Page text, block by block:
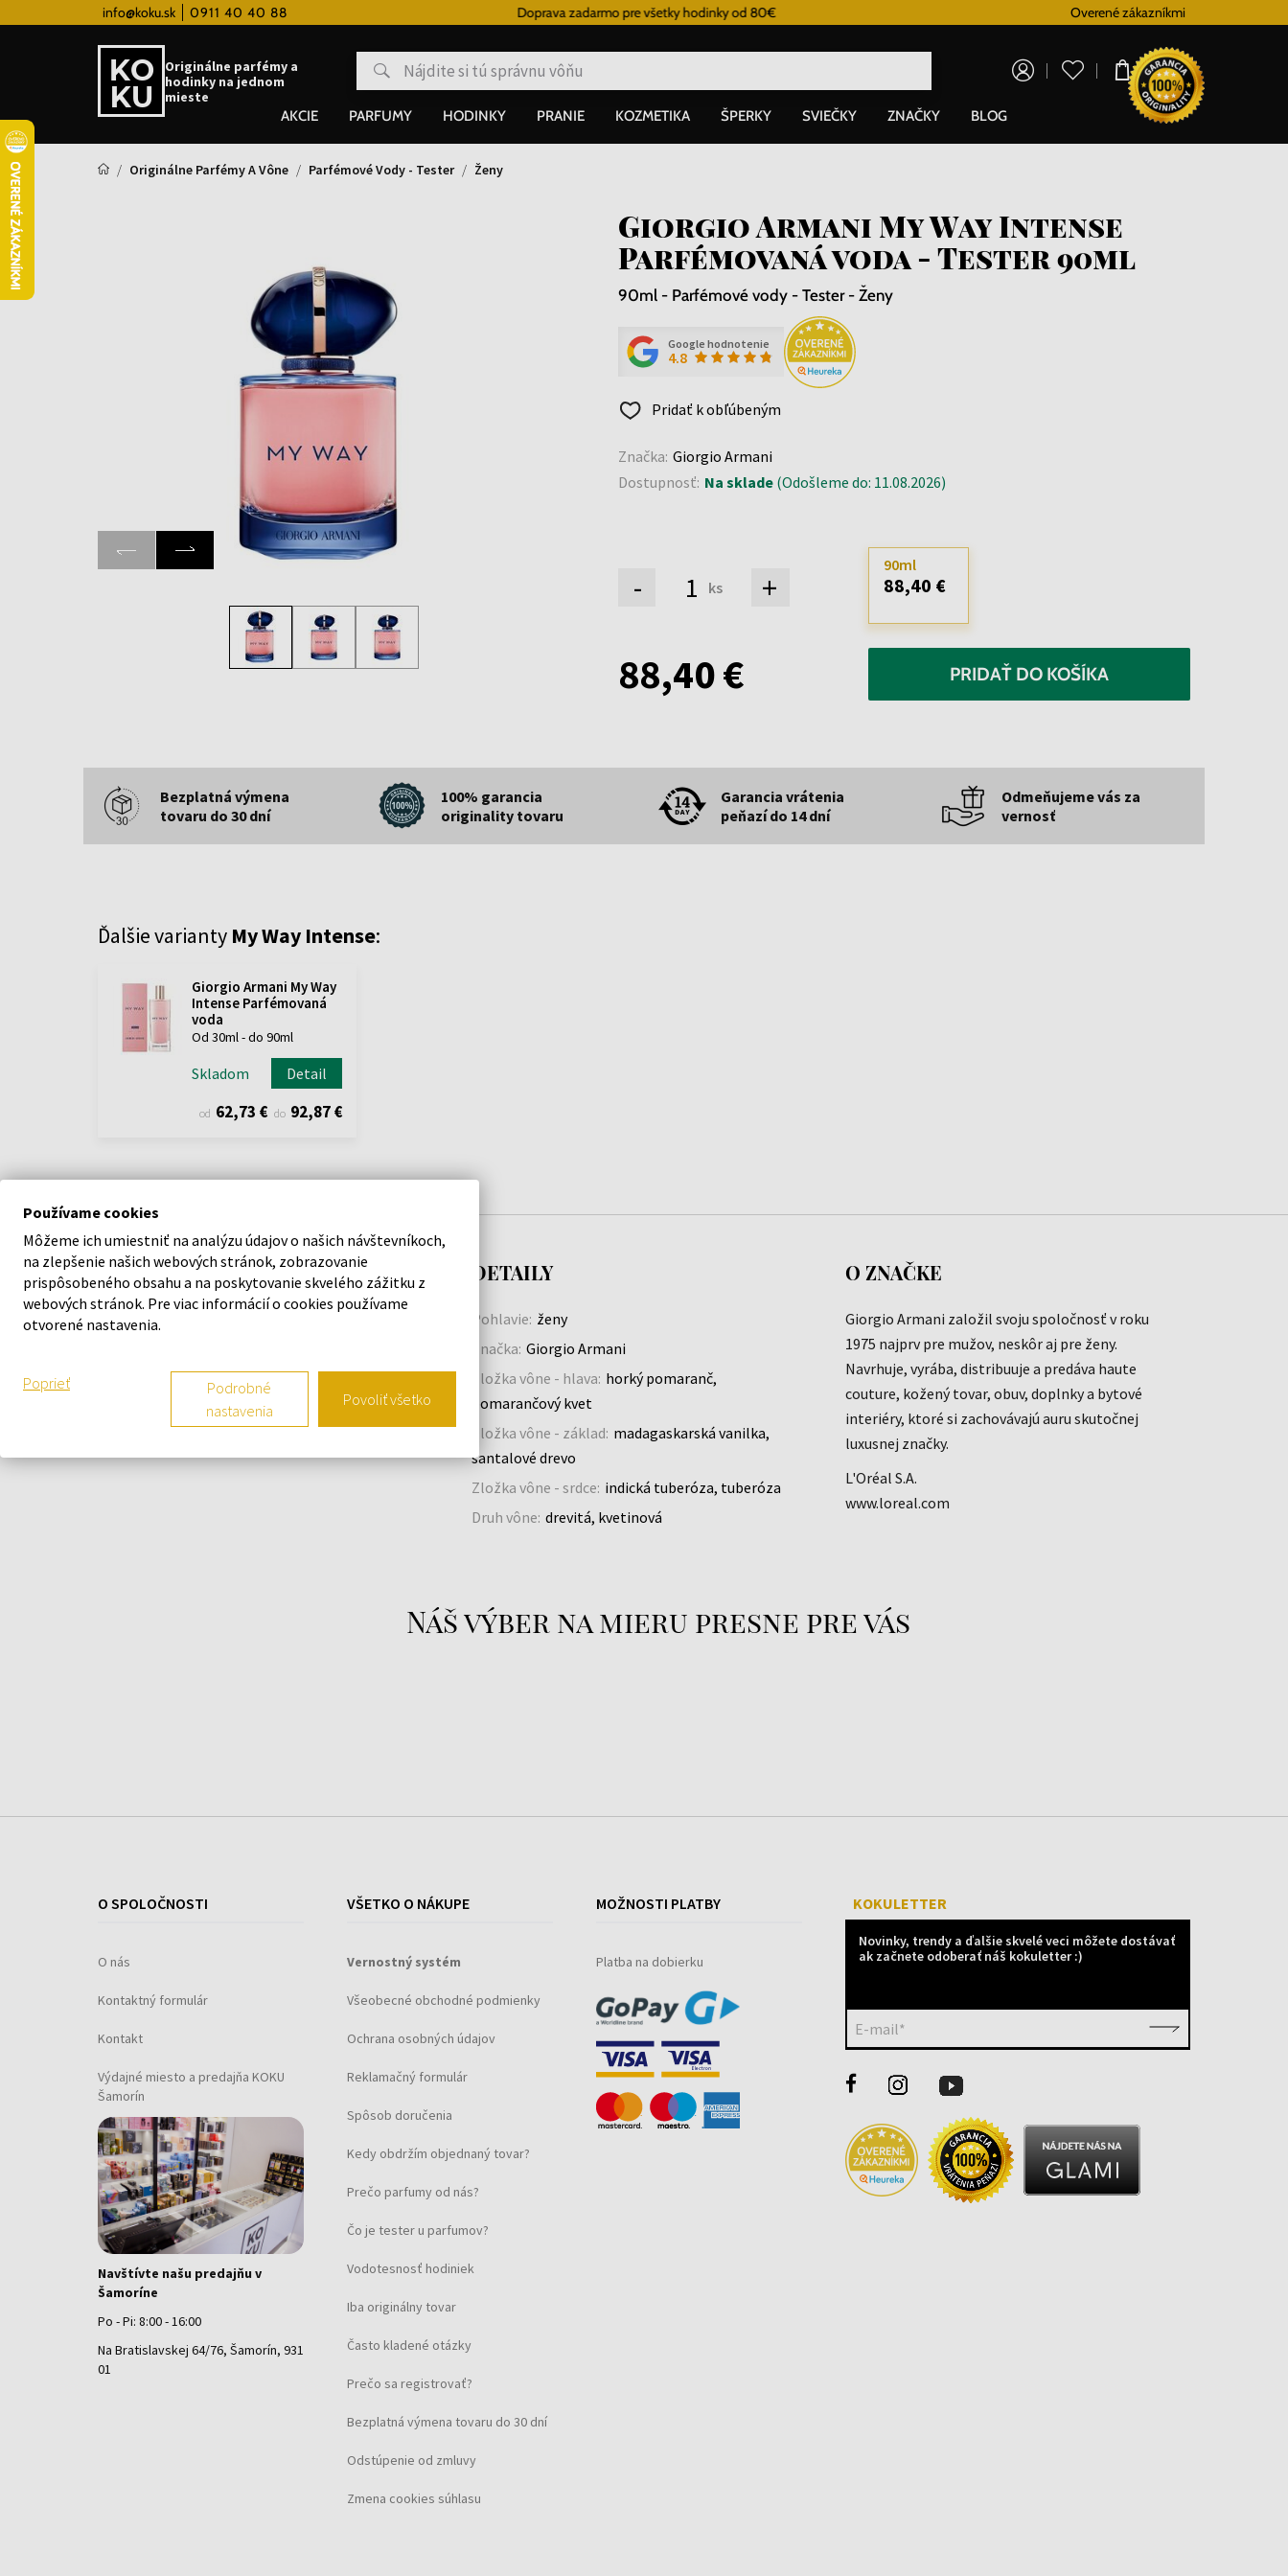
info@koku.sk 0911 40 40 88Vernostný systém Doprava zadarmo pre všetky hodinky od 80€ Overené zákazníkmi
Originálne parfémy a
hodinky na jednom
mieste
0,00 €
AKCIE PARFUMY HODINKY PRANIE KOZMETIKA ŠPERKY SVIEČKY ZNAČKY BLOG
Originálne Parfémy A Vône Parfémové Vody - Tester Ženy
Giorgio Armani My Way Intense
Parfémovaná voda - Tester 90ml
90ml - Parfémové vody - Tester - Ženy
Google hodnotenie
4.8
Pridať k obľúbeným
Značka: Giorgio Armani
Dostupnosť: Na sklade(Odošleme do: 11.08.2026)
- ks +
90ml
88,40 €
88,40 € PRIDAŤ DO KOŠÍKA
Bezplatná výmena
tovaru do 30 dní
100% garancia
originality tovaru
Garancia vrátenia
peňazí do 14 dní
Odmeňujeme vás za
vernosť
Ďalšie varianty My Way Intense:
Giorgio Armani My Way
Intense Parfémovaná
voda
Od 30ml - do 90ml
Skladom Detail
od 62,73 € do 92,87 €
POPIS
Parfumovaná voda Armani My Way Intense je
interpretácia pôvodnej Armani My Way.
DETAILY
Pohlavie: ženy
Značka: Giorgio Armani
Zložka vône - hlava: horký pomaranč,
pomarančový kvet
Zložka vône - základ: madagaskarská vanilka,
santalové drevo
Zložka vône - srdce: indická tuberóza, tuberóza
Druh vône: drevitá, kvetinová
O ZNAČKE
Giorgio Armani založil svoju spoločnosť v roku
1975 najprv pre mužov, neskôr aj pre ženy.
Navrhuje, vyrába, distribuuje a predáva haute
couture, kožený tovar, obuv, doplnky a bytové
interiéry, ktoré si zachovávajú auru skutočnej
luxusnej značky.
L'Oréal S.A.
www.loreal.com
Náš výber na mieru presne pre vás
O SPOLOČNOSTI
O nás
Kontaktný formulár
Kontakt
Výdajné miesto a predajňa KOKU
Šamorín
Navštívte našu predajňu v
Šamoríne
Po - Pi: 8:00 - 16:00
Na Bratislavskej 64/76, Šamorín, 931
01
VŠETKO O NÁKUPE
Vernostný systém
Všeobecné obchodné podmienky
Ochrana osobných údajov
Reklamačný formulár
Spôsob doručenia
Kedy obdržím objednaný tovar?
Prečo parfumy od nás?
Čo je tester u parfumov?
Vodotesnosť hodiniek
Iba originálny tovar
Často kladené otázky
Prečo sa registrovať?
Bezplatná výmena tovaru do 30 dní
Odstúpenie od zmluvy
Zmena cookies súhlasu
MOŽNOSTI PLATBY
Platba na dobierku
KOKULETTER
Novinky, trendy a ďalšie skvelé veci môžete dostávať
ak začnete odoberať náš kokuletter :)
E-mail*
Používame cookies
Môžeme ich umiestniť na analýzu údajov o našich návštevníkoch,
na zlepšenie našich webových stránok, zobrazovanie
prispôsobeného obsahu a na poskytovanie skvelého zážitku z
webových stránok. Pre viac informácií o cookies používame
otvorené nastavenia.
Poprieť
Podrobné
nastavenia
Povoliť všetko